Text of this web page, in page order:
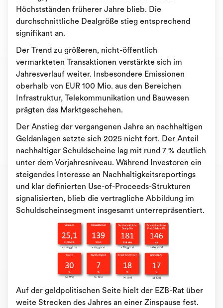
Höchstständen früherer Jahre blieb. Die
durchschnittliche Dealgröße stieg entsprechend
signifikant an.
Der Trend zu größeren, nicht-öffentlich
vermarkteten Transaktionen verstärkte sich im
Jahresverlauf weiter. Insbesondere Emissionen
oberhalb von EUR 100 Mio. aus den Bereichen
Infrastruktur, Telekommunikation und Bauwesen
prägten das Marktgeschehen.
Der Anstieg der vergangenen Jahre an nachhaltigen
Geldanlagen setzte sich 2025 nicht fort. Der Anteil
nachhaltiger Schuldscheine lag mit rund 7 % deutlich
unter dem Vorjahresniveau. Während Investoren ein
steigendes Interesse an Nachhaltigkeitsreportings
und klar definierten Use-of-Proceeds-Strukturen
signalisierten, blieb die vertragliche Abbildung im
Schuldscheinsegment insgesamt unterrepräsentiert.
Auf der geldpolitischen Seite hielt der EZB-Rat über
weite Strecken des Jahres an einer Zinspause fest.